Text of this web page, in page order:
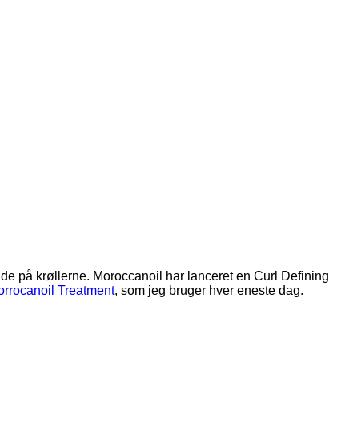
på krøllerne. Moroccanoil har lanceret en Curl Defining
Treatment, som jeg bruger hver eneste dag.